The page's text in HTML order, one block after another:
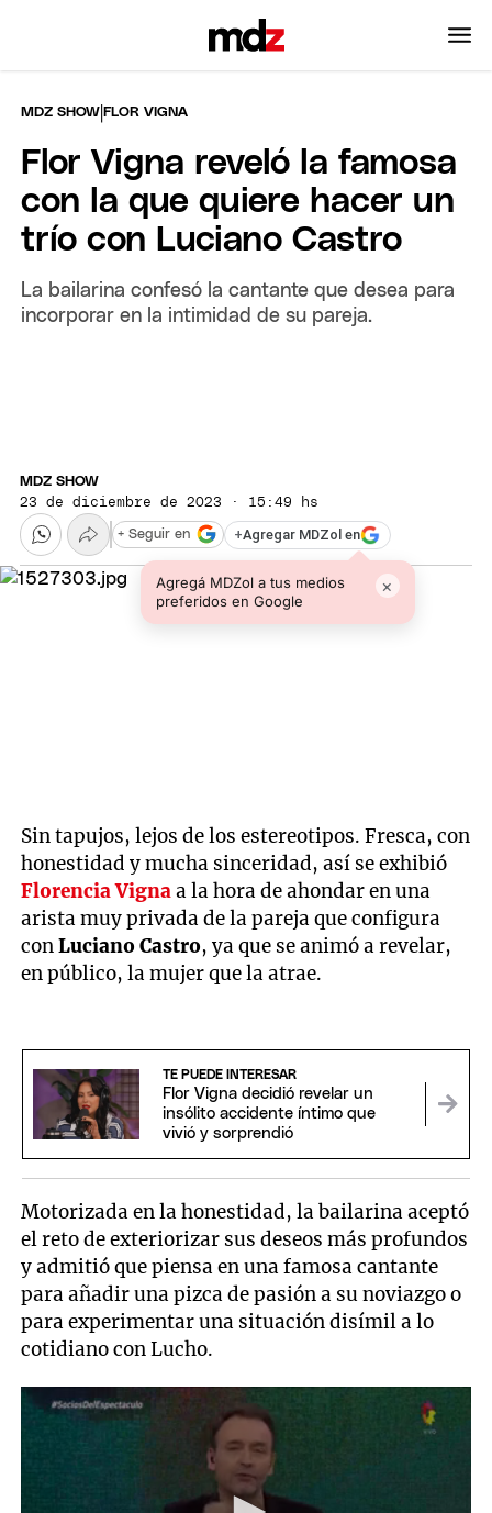
MDZ SHOW |FLOR VIGNA
Flor Vigna reveló la famosa
con la que quiere hacer un
trío con Luciano Castro
La bailarina confesó la cantante que desea para
incorporar en la intimidad de su pareja.
MDZ SHOW
23 de diciembre de 2023 · 15:49 hs
+Agregar MDZol en
Agregá MDZol a tus medios
preferidos en Google
×
+ Seguir en
Sin tapujos, lejos de los estereotipos. Fresca, con
honestidad y mucha sinceridad, así se exhibió
Florencia Vignaa la hora de ahondar en una
arista muy privada de la pareja que configura
conLuciano Castro, ya que se animó a revelar,
en público, la mujer que la atrae.
TE PUEDE INTERESAR
Flor Vigna decidió revelar un
insólito accidente íntimo que
vivió y sorprendió
Motorizada en la honestidad, la bailarina aceptó
el reto de exteriorizar sus deseos más profundos
y admitió que piensa en una famosa cantante
para añadir una pizca de pasión a su noviazgo o
para experimentar una situación disímil a lo
cotidiano con Lucho.